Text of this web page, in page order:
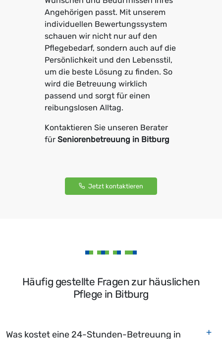
Angehörigen passt. Mit unserem
individuellen Bewertungssystem
schauen wir nicht nur auf den
Pflegebedarf, sondern auch auf die
Persönlichkeit und den Lebensstil,
um die beste Lösung zu finden. So
wird die Betreuung wirklich
passend und sorgt für einen
reibungslosen Alltag.
Kontaktieren Sie unseren Berater
für Seniorenbetreuung in Bitburg
Jetzt kontaktieren
Häufig gestellte Fragen zur häuslichen
Pflege in Bitburg
Was kostet eine 24-Stunden-Betreuung in